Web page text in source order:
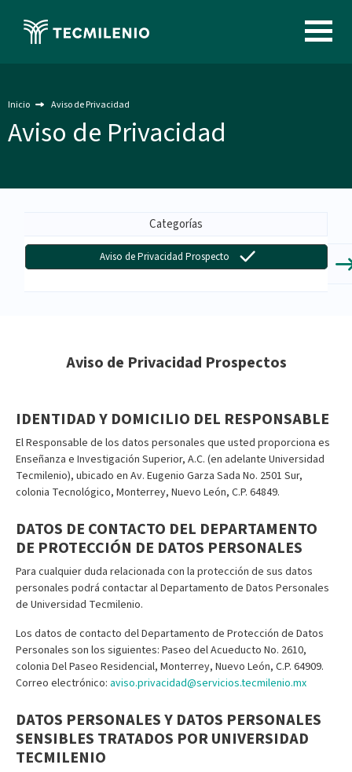
contenido
Image
Inicio Aviso de Privacidad
Aviso de Privacidad
Aviso
Categorías
Aviso de Privacidad Prospecto
Aviso de Privacidad Prospectos
IDENTIDAD Y DOMICILIO DEL RESPONSABLE
El Responsable de los datos personales que usted proporciona es
Enseñanza e Investigación Superior, A.C. (en adelante Universidad
Tecmilenio), ubicado en Av. Eugenio Garza Sada No. 2501 Sur,
colonia Tecnológico, Monterrey, Nuevo León, C.P. 64849.
DATOS DE CONTACTO DEL DEPARTAMENTO
DE PROTECCIÓN DE DATOS PERSONALES
Para cualquier duda relacionada con la protección de sus datos
personales podrá contactar al Departamento de Datos Personales
de Universidad Tecmilenio.
Los datos de contacto del Departamento de Protección de Datos
Personales son los siguientes: Paseo del Acueducto No. 2610,
colonia Del Paseo Residencial, Monterrey, Nuevo León, C.P. 64909.
Correo electrónico: aviso.privacidad@servicios.tecmilenio.mx
DATOS PERSONALES Y DATOS PERSONALES
SENSIBLES TRATADOS POR UNIVERSIDAD
TECMILENIO